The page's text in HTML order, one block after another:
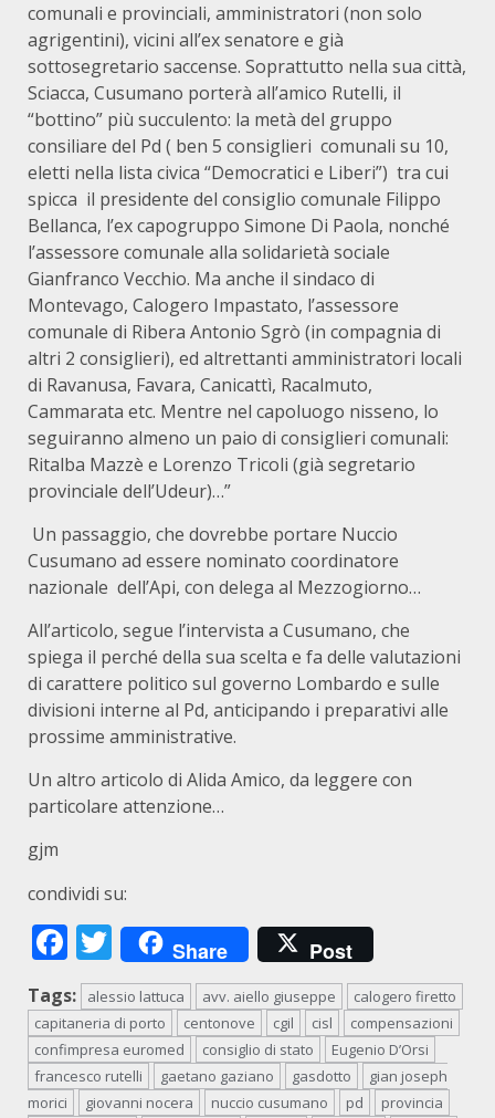
comunali e provinciali, amministratori (non solo
agrigentini), vicini all’ex senatore e già
sottosegretario saccense. Soprattutto nella sua città,
Sciacca, Cusumano porterà all’amico Rutelli, il
“bottino” più succulento: la metà del gruppo
consiliare del Pd ( ben 5 consiglieri comunali su 10,
eletti nella lista civica “Democratici e Liberi”) tra cui
spicca il presidente del consiglio comunale Filippo
Bellanca, l’ex capogruppo Simone Di Paola, nonché
l’assessore comunale alla solidarietà sociale
Gianfranco Vecchio. Ma anche il sindaco di
Montevago, Calogero Impastato, l’assessore
comunale di Ribera Antonio Sgrò (in compagnia di
altri 2 consiglieri), ed altrettanti amministratori locali
di Ravanusa, Favara, Canicattì, Racalmuto,
Cammarata etc. Mentre nel capoluogo nisseno, lo
seguiranno almeno un paio di consiglieri comunali:
Ritalba Mazzè e Lorenzo Tricoli (già segretario
provinciale dell’Udeur)…”
Un passaggio, che dovrebbe portare Nuccio
Cusumano ad essere nominato coordinatore
nazionale dell’Api, con delega al Mezzogiorno…
All’articolo, segue l’intervista a Cusumano, che
spiega il perché della sua scelta e fa delle valutazioni
di carattere politico sul governo Lombardo e sulle
divisioni interne al Pd, anticipando i preparativi alle
prossime amministrative.
Un altro articolo di Alida Amico, da leggere con
particolare attenzione…
gjm
condividi su:
Facebook
Twitter
Share Post
Tags: alessio lattuca avv. aiello giuseppe
calogero firetto
capitaneria di porto
centonove cgil cisl
compensazioni
confimpresa euromed
consiglio di stato
Eugenio D’Orsi
francesco rutelli
gaetano gaziano gasdotto
gian joseph
morici
giovanni nocera nuccio cusumano pd
provincia